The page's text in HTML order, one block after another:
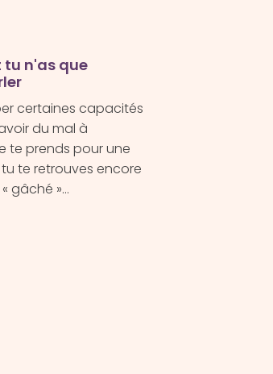
tu n'as que
certaines capacités
du mal à
te prends pour une
tu te retrouves encore
gâché »…